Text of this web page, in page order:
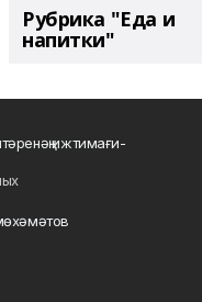
Рубрика "Еда и
напитки"
ижтимағи-